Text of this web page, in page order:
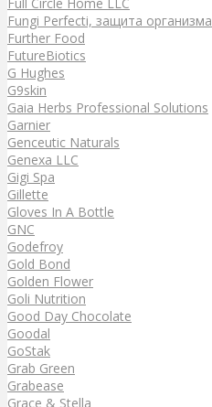
Fungi Perfecti, защита организма
Further Food
FutureBiotics
G Hughes
G9skin
Gaia Herbs Professional Solutions
Garnier
Genceutic Naturals
Genexa LLC
Gigi Spa
Gillette
Gloves In A Bottle
GNC
Godefroy
Gold Bond
Golden Flower
Goli Nutrition
Good Day Chocolate
Goodal
GoStak
Grab Green
Grabease
Grace & Stella